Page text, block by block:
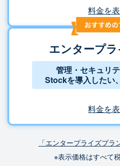
料金を
エンタープ
管理・セキュリ
Stockを導入したい
料金を
「エンタープライズプ
※表示価格はすべて